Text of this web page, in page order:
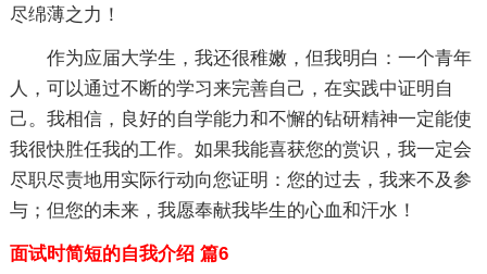
尽绵薄之力！
作为应届大学生，我还很稚嫩，但我明白：一个青年
人，可以通过不断的学习来完善自己，在实践中证明自
己。我相信，良好的自学能力和不懈的钻研精神一定能使
我很快胜任我的工作。如果我能喜获您的赏识，我一定会
尽职尽责地用实际行动向您证明：您的过去，我来不及参
与；但您的未来，我愿奉献我毕生的心血和汗水！
面试时简短的自我介绍 篇6